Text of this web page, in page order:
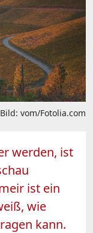
Bild: vom/Fotolia.com
werden, ist
ist ein
wie
kann.